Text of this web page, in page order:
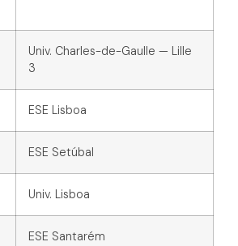
Univ. Charles-de-Gaulle — Lille
3
ESE Lisboa
ESE Setúbal
Univ. Lisboa
ESE Santarém